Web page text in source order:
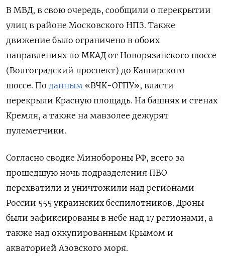
В МВД, в свою очередь, сообщили о перекрытии
улиц в районе Московского НПЗ. Также
движение было ограничено в обоих
направлениях по МКАД от Новорязанского шоссе
(Волгоградский проспект) до Каширского
шоссе. По данным «ВЧК-ОГПУ», власти
перекрыли Красную площадь. На башнях и стенах
Кремля, а также на мавзолее дежурят
пулеметчики.
Согласно сводке Минобороны РФ, всего за
прошедшую ночь подразделения ПВО
перехватили и уничтожили над регионами
России 555 украинских беспилотников. Дроны
были зафиксированы в небе над 17 регионами, а
также над оккупированным Крымом и
акваторией Азовского моря.